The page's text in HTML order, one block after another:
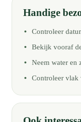
Handige
Controleer
Bekijk vooraf
Neem water en
Controleer vlak